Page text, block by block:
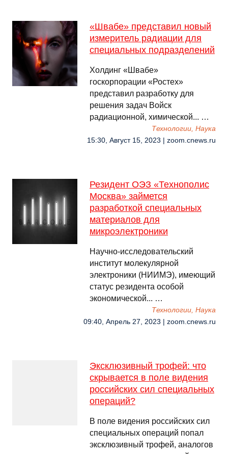
«Швабе» представил новый
измеритель радиации для
специальных подразделений
Холдинг «Швабе»
госкорпорации «Ростех»
представил разработку для
решения задач Войск
радиационной, химической... …
Технологии, Наука
15:30, Август 15, 2023 | zoom.cnews.ru
Резидент ОЭЗ «Технополис
Москва» займется
разработкой специальных
материалов для
микроэлектроники
Научно-исследовательский
институт молекулярной
электроники (НИИМЭ), имеющий
статус резидента особой
экономической... …
Технологии, Наука
09:40, Апрель 27, 2023 | zoom.cnews.ru
Эксклюзивный трофей: что
скрывается в поле видения
российских сил специальных
операций?
В поле видения российских сил
специальных операций попал
эксклюзивный трофей, аналогов